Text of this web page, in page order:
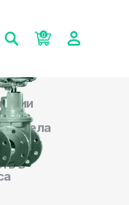
0
отдела
в